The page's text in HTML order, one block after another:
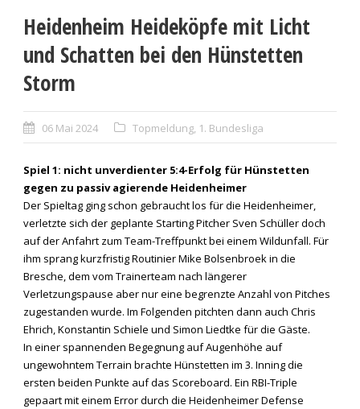
Heidenheim Heideköpfe mit Licht
und Schatten bei den Hünstetten
Storm
06 Mai 2024 Topmeldung, 1. Bundesliga
Spiel 1: nicht unverdienter 5:4-Erfolg für Hünstetten
gegen zu passiv agierende Heidenheimer
Der Spieltag ging schon gebraucht los für die Heidenheimer,
verletzte sich der geplante Starting Pitcher Sven Schüller doch
auf der Anfahrt zum Team-Treffpunkt bei einem Wildunfall. Für
ihm sprang kurzfristig Routinier Mike Bolsenbroek in die
Bresche, dem vom Trainerteam nach längerer
Verletzungspause aber nur eine begrenzte Anzahl von Pitches
zugestanden wurde. Im Folgenden pitchten dann auch Chris
Ehrich, Konstantin Schiele und Simon Liedtke für die Gäste.
In einer spannenden Begegnung auf Augenhöhe auf
ungewohntem Terrain brachte Hünstetten im 3. Inning die
ersten beiden Punkte auf das Scoreboard. Ein RBI-Triple
gepaart mit einem Error durch die Heidenheimer Defense